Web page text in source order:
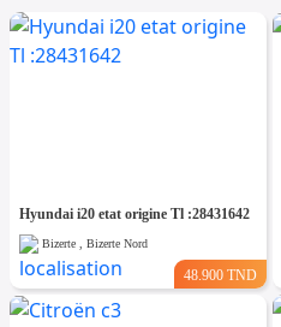
Hyundai i20 etat origine Tl :28431642
Bizerte , Bizerte Nord
48.900 TND